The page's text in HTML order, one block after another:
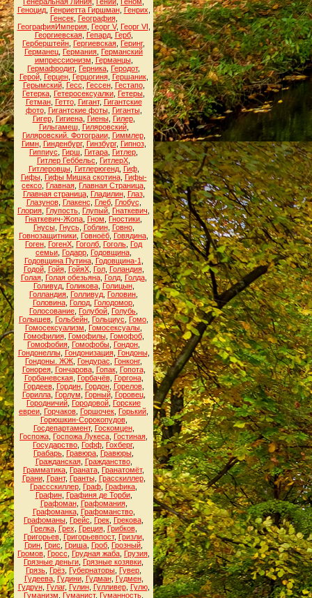
Геноцид, Генриетта Гиршман, Генрих
Генсек, География,
ГеографияИмперия, Георг V, Георг VI
Георгиевская, Гепард, Герб,
Герберштейн Гергиевская Геринг,
Германец Германия Германский
импрессионизм
Германцы,
Гермафродит, Герника Геродот,
Герой, Герцен, Герцогиня, Гершаник,
Герымский, Гесс Гессен, Гестапо,
Гетерка Гетеросексуалки Гетеры
Гетман, Гетто, Гигант, Гигантские
фото, Гигантские фоты, Гиганты,
Гигер, Гигиена, Гиены, Гилер,
Гильгамеш
Гиляровский,
Гиляровский. Фотограии, Гиммлер,
Гимн, Гинденбург, Гинзбург, Гипноз,
Гиппиус
Гирш Гитара Гитлер
Гитлер Геббельс
ГитлерХ
Гитлеровцы, Гитлерюгенд, Гиф,
Гифы, Гифы Мишка скотина, Гифы-
сексо Главная Главная Страница
Главная страница, Гладилин, Глаз,
Глазунов, Глакенс Глеб, Глобус
Глория Глупость Глупый Гнаткевич
Гнаткевич-Жопа Гном Гностики
Гнусы, Гнусь, Гоблин, Говно,
Говнозащитники Говноёб Говядина
Гоген ГогенХ Гоголб Гоголь Год
семьи Годарр Годовщина
Годовщина Путина, Годовщина-1
Годой, Гойя, ГойяХ, Гол, Голандия,
Голая, Голая обезьяна, Голд, Голда,
Голивуд, Голикова, Голицын,
Голландия Голливуд Головин
Головина Голод Голодомор
Голосование Голубой Голубь
Голышев Гольбейн Гольциус Гомо
Гомосексуализм
Гомосексуалы
Гомофилия, Гомофилы, Гомофоб,
Гомофобия Гомофобы Гондон
Гондонеллы, Гондонизация, Гондоны,
Гондоны. ЖЖ Гондурас Гонконг,
Гонорея, Гончарова, Гопак, Гопота,
Горбаневская, Горбачёв, Горгона,
Гордеев, Гордин, Гордон, Горелов,
Горилла, Горлум Горный, Горовец,
Городничий Городовой Горские
евреи Горчаков Горшочек Горький
Горюшкин-Сорокопудов,
Госдепартамент, Госкомцен,
Госпожа Госпожа Лукеса Гостиная
Государство Гофф Гохберг,
Грабарь Гравюра Гравюры
Гражданская, Гражданство,
Грамматика Граната Гранатомёт,
Грани, Грант, Гранты, Грасскиллер,
Грассскиллер Граф Графика
Графин, Графиня де Торби,
Графоман, Графомания,
Графоманка, Графоманство,
Графоманы Грейс Грек Грекова
Грелка, Грех Греция, Грибков,
Григорьев, Григорьевпост, Гризли,
Грин Грис Гриша Гроб Грозный
Громов Гросс Грудная жаба Грузия
Грязные деньги Грязные козявки
Грязь Грёз Губернаторы Гувер
Гудеева, Гудини, Гудман, Гудмен,
Гудрун, Гулаг, Гулин, Гулливер, Гулю,
Гуманизм
Гуманист, Гуманность